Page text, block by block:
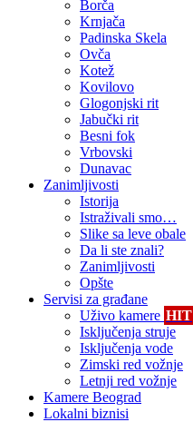
Borča
Krnjača
Padinska Skela
Ovča
Kotež
Kovilovo
Glogonjski rit
Jabučki rit
Besni fok
Vrbovski
Dunavac
Zanimljivosti
Istorija
Istraživali smo…
Slike sa leve obale
Da li ste znali?
Zanimljivosti
Opšte
Servisi za građane
Uživo kamere HIT
Isključenja struje
Isključenja vode
Zimski red vožnje
Letnji red vožnje
Kamere Beograd
Lokalni biznisi